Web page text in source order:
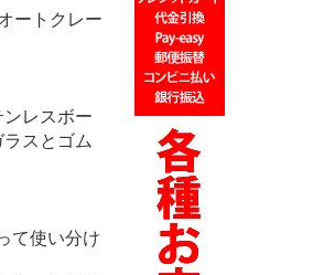
ートクレー
レスボー
スとゴム
て使い分け